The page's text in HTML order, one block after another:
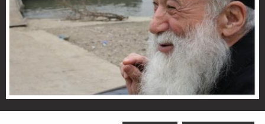
Părintele